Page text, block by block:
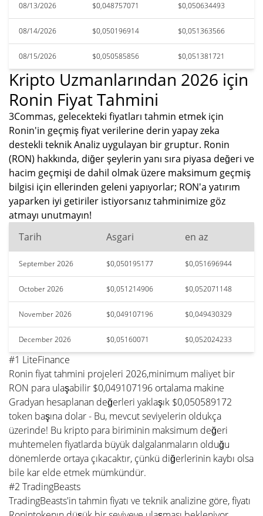
08/13/2026 $0,048757071 $0,050634493
08/14/2026 $0,050196914 $0,051363566
08/15/2026 $0,050585856 $0,051381721
Kripto Uzmanlarından 2026 için
Ronin Fiyat Tahmini
3Commas, gelecekteki fiyatları tahmin etmek için
Ronin'in geçmiş fiyat verilerine derin yapay zeka
destekli teknik Analiz uygulayan bir gruptur. Ronin
(RON) hakkında, diğer şeylerin yanı sıra piyasa değeri ve
hacim geçmişi de dahil olmak üzere maksimum geçmiş
bilgisi için ellerinden geleni yapıyorlar; RON'a yatırım
yaparken iyi getiriler istiyorsanız tahminimize göz
atmayı unutmayın!
Tarih
Asgari en az
September 2026 $0,050195177 $0,051696944
October 2026 $0,051214906 $0,052071148
November 2026 $0,049107196 $0,049430329
December 2026 $0,05160071 $0,052024233
#1 LiteFinance
Ronin fiyat tahmini projeleri 2026,minimum maliyet bir
RON para ulaşabilir $0,049107196 ortalama makine
Gradyan hesaplanan değerleri yaklaşık $0,050589172
token başına dolar - Bu, mevcut seviyelerin oldukça
üzerinde! Bu kripto para biriminin maksimum değeri
muhtemelen fiyatlarda büyük dalgalanmaların olduğu
dönemlerde ortaya çıkacaktır, çünkü diğerlerinin kaybı olsa
bile kar elde etmek mümkündür.
#2 TradingBeasts
TradingBeasts'in tahmin fiyatı ve teknik analizine göre, fiyatı